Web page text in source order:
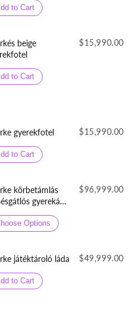
to Cart
beige
$15,990.00
to Cart
gyerekfotel $15,990.00
to Cart
körbetámlás
gyerekágy
$96,999.00
Options
játéktároló láda $49,999.00
to Cart